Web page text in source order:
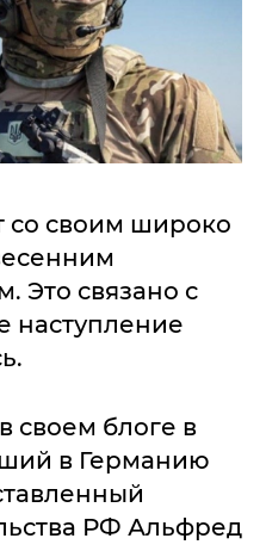
со своим широко
Это связано с
наступление
своем блоге в
в Германию
РФ Альфред